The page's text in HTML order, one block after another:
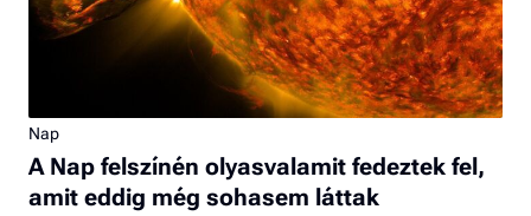
Nap
A Nap felszínén olyasvalamit fedeztek fel,
amit eddig még sohasem láttak